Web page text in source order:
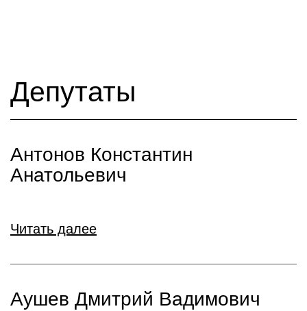
Депутаты
Антонов Константин
Анатольевич
Читать далее
Аушев Дмитрий Вадимович